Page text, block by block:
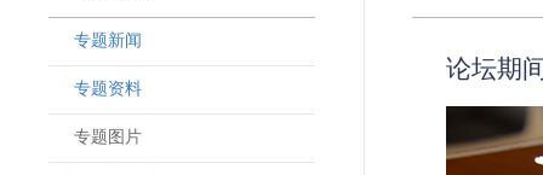
专题新闻
专题资料
专题图片
论坛期